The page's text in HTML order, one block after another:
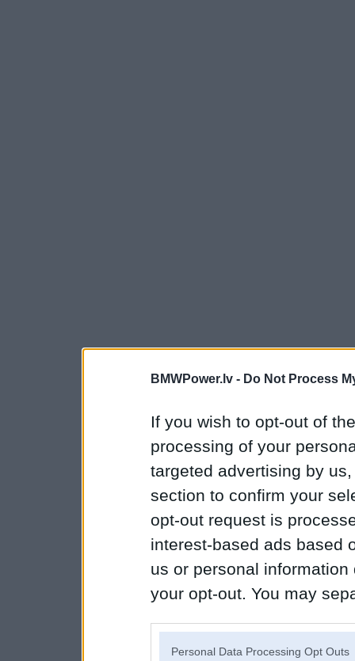
BMWPower.lv - Do Not Process
If you wish to opt-out of
processing of your
targeted advertising by
section to confirm your
opt-out request is
interest-based ads based
us or personal
your opt-out. You may
Personal Data Processing Opt Outs